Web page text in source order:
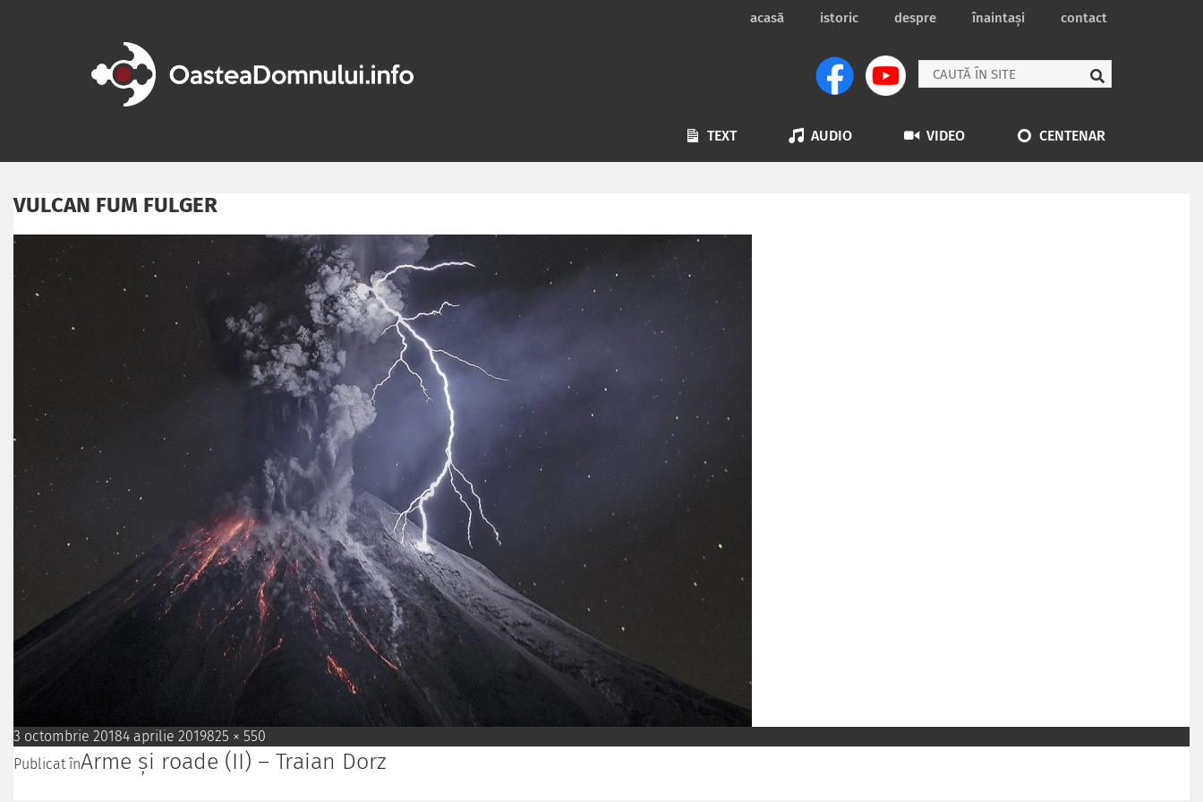
acasă istoric despre înaintași contact
TEXT AUDIO VIDEO CENTENAR
VULCAN FUM FULGER
3 octombrie 20184 aprilie 2019825 × 550
Publicat înArme și roade (II) – Traian Dorz